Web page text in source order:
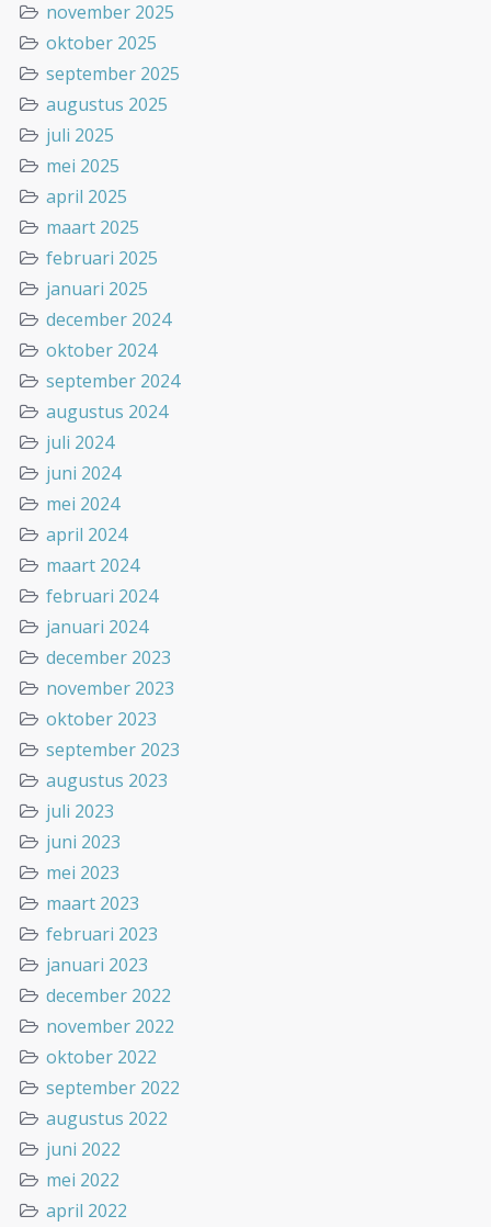
november 2025
oktober 2025
september 2025
augustus 2025
juli 2025
mei 2025
april 2025
maart 2025
februari 2025
januari 2025
december 2024
oktober 2024
september 2024
augustus 2024
juli 2024
juni 2024
mei 2024
april 2024
maart 2024
februari 2024
januari 2024
december 2023
november 2023
oktober 2023
september 2023
augustus 2023
juli 2023
juni 2023
mei 2023
maart 2023
februari 2023
januari 2023
december 2022
november 2022
oktober 2022
september 2022
augustus 2022
juni 2022
mei 2022
april 2022